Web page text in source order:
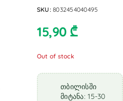
SKU:8032454040495
15,90 ₾
Out of stock
თბილისში
მიტანა: 15-30